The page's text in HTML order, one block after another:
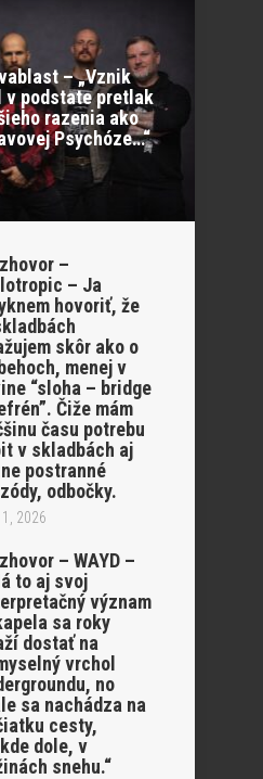
– „Vznik
v podstate pretlak
razenia ako
Psychóze…“
–
– Ja
hovoriť, že
skôr ako o
menej v
“sloha – bridge
Čiže mám
času potrebu
v skladbách aj
postranné
odbočky.
2026
– WAYD –
to aj svoj
význam
sa roky
dostať na
vrchol
no
sa nachádza na
cesty,
dole, v
snehu.“